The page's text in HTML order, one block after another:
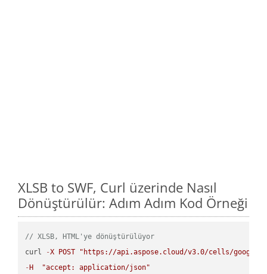
XLSB to SWF, Curl üzerinde Nasıl
Dönüştürülür: Adım Adım Kod Örneği
// XLSB, HTML'ye dönüştürülüyor
curl
-X POST
"https://api.aspose.cloud/v3.0/cells/
- H
"accept: application/json"